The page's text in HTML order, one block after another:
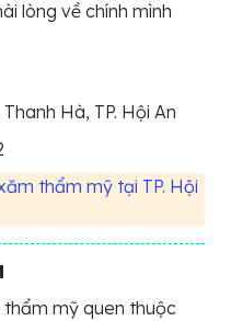
lòng về chính mình
Hà, TP. Hội An
thẩm mỹ tại TP. Hội
mỹ quen thuộc